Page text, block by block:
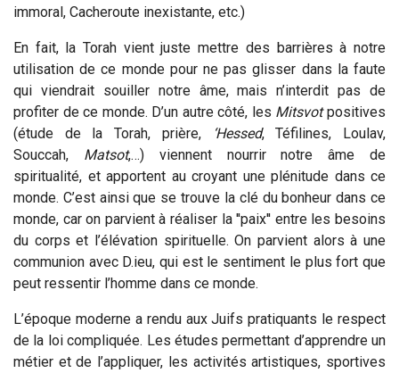
immoral, Cacheroute inexistante, etc.)
En fait, la Torah vient juste mettre des barrières à notre
utilisation de ce monde pour ne pas glisser dans la faute
qui viendrait souiller notre âme, mais n’interdit pas de
profiter de ce monde. D’un autre côté, les Mitsvotpositives
(étude de la Torah, prière,
‘Hessed, Téfilines, Loulav,
Souccah, Matsot,…) viennent nourrir notre âme de
spiritualité, et apportent au croyant une plénitude dans ce
monde. C’est ainsi que se trouve la clé du bonheur dans ce
monde, car on parvient à réaliser la ''paix'' entre les besoins
du corps et l’élévation spirituelle. On parvient alors à une
communion avec D.ieu, qui est le sentiment le plus fort que
peut ressentir l’homme dans ce monde.
L’époque moderne a rendu aux Juifs pratiquants le respect
de la loi compliquée. Les études permettant d’apprendre un
métier et de l’appliquer, les activités artistiques, sportives